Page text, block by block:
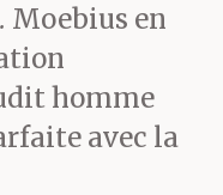
Moebius en
homme
avec la